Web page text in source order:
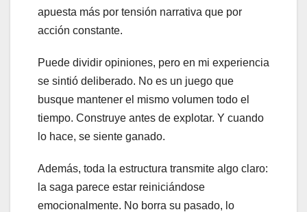
apuesta más por tensión narrativa que por
acción constante.
Puede dividir opiniones, pero en mi experiencia
se sintió deliberado. No es un juego que
busque mantener el mismo volumen todo el
tiempo. Construye antes de explotar. Y cuando
lo hace, se siente ganado.
Además, toda la estructura transmite algo claro:
la saga parece estar reiniciándose
emocionalmente. No borra su pasado, lo